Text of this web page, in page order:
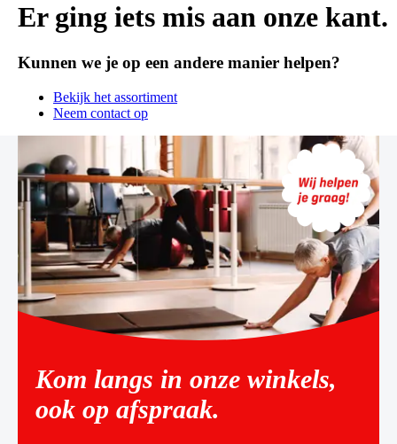
Er ging iets mis aan onze kant.
Kunnen we je op een andere manier helpen?
Bekijk het assortiment
Neem contact op
Kom langs in onze winkels,
ook op afspraak.